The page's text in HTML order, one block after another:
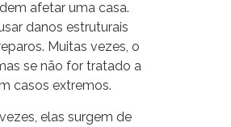
afetar uma casa.
danos estruturais
Muitas vezes, o
se não for tratado a
casos extremos.
elas surgem de